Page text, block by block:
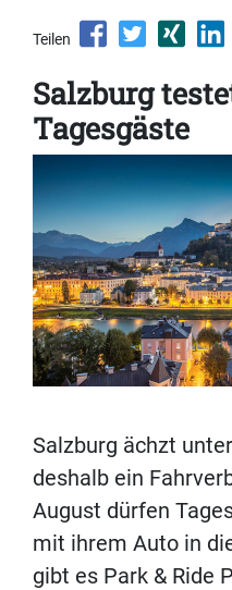
Teilen
Salzburg
Tagesgäste
Salzburg ächzt
deshalb ein
August dürfen
mit ihrem Auto in
gibt es Park & Ride